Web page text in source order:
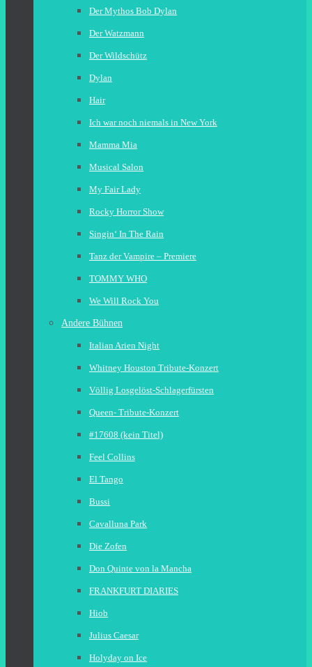
Der Mythos Bob Dylan
Der Watzmann
Der Wildschütz
Dylan
Hair
Ich war noch niemals in New York
Mamma Mia
Musical Salon
My Fair Lady
Rocky Horror Show
Singin‘ In The Rain
Tanz der Vampire – Premiere
TOMMY WHO
We Will Rock You
Andere Bühnen
Italian Arien Night
Whitney Houston Tribute-Konzert
Völlig Losgelöst-Schlagerfürsten
Queen- Tribute-Konzert
#17608 (kein Titel)
Feel Collins
El Tango
Bussi
Cavalluna Park
Die Zofen
Don Quinte von la Mancha
FRANKFURT DIARIES
Hiob
Julius Caesar
Holyday on Ice